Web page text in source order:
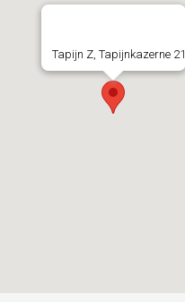
Tapijn Z, Tapijnkazerne 21